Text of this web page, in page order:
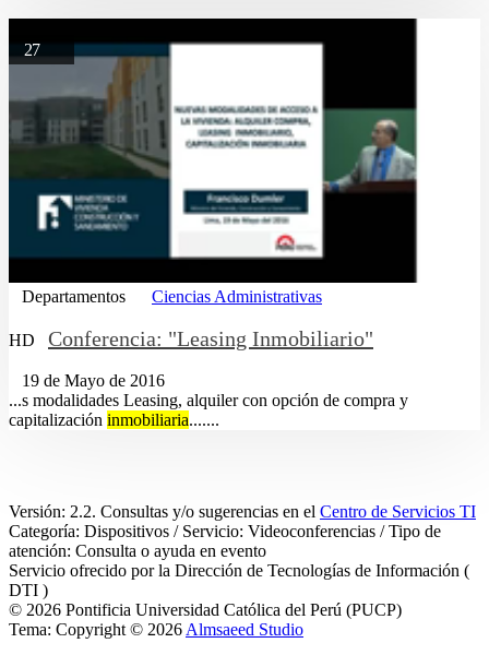
27
Departamentos Ciencias Administrativas
HD Conferencia: "Leasing Inmobiliario"
19 de Mayo de 2016
...s modalidades Leasing, alquiler con opción de compra y
capitalización inmobiliaria.......
Versión: 2.2. Consultas y/o sugerencias en el Centro de Servicios TI
Categoría: Dispositivos / Servicio: Videoconferencias / Tipo de
atención: Consulta o ayuda en evento
Servicio ofrecido por la Dirección de Tecnologías de Información (
DTI )
© 2026 Pontificia Universidad Católica del Perú (PUCP)
Tema: Copyright © 2026 Almsaeed Studio